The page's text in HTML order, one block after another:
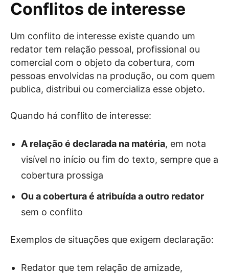
Conflitos de interesse
Um conflito de interesse existe quando um
redator tem relação pessoal, profissional ou
comercial com o objeto da cobertura, com
pessoas envolvidas na produção, ou com quem
publica, distribui ou comercializa esse objeto.
Quando há conflito de interesse:
A relação é declarada na matéria, em nota
visível no início ou fim do texto, sempre que a
cobertura prossiga
Ou a cobertura é atribuída a outro redator
sem o conflito
Exemplos de situações que exigem declaração:
Redator que tem relação de amizade,